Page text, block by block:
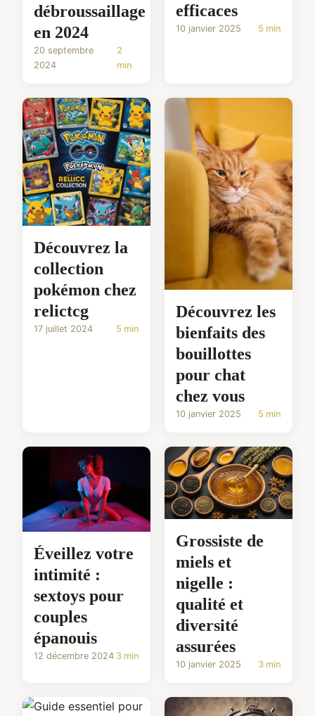
débroussaillage
en 2024
20 septembre
2024
2
min
efficaces
10 janvier 2025 5 min
Découvrez la
collection
pokémon chez
relictcg
17 juillet 2024 5 min
Découvrez les
bienfaits des
bouillottes
pour chat
chez vous
10 janvier 2025 5 min
Éveillez votre
intimité :
sextoys pour
couples
épanouis
12 décembre 2024 3 min
Grossiste de
miels et
nigelle :
qualité et
diversité
assurées
10 janvier 2025 3 min